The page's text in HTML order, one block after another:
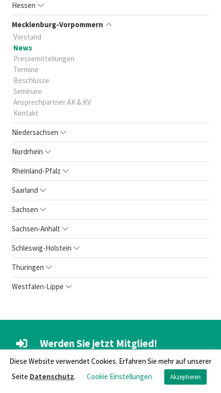
Hessen
Mecklenburg-Vorpommern
Vorstand
News
Pressemitteilungen
Termine
Beschlüsse
Seminare
Ansprechpartner ÄK & KV
Kontakt
Niedersachsen
Nordrhein
Rheinland-Pfalz
Saarland
Sachsen
Sachsen-Anhalt
Schleswig-Holstein
Thüringen
Westfalen-Lippe
Werden Sie jetzt Mitglied!
Als Mitglied im Hartmannbund genießen Sie
exklusive Leistungen wie kostenlose Beratungen
Diese Website verwendet Cookies. Erfahren Sie mehr auf unserer
Seite Datenschutz. Cookie Einstellungen Akzeptieren